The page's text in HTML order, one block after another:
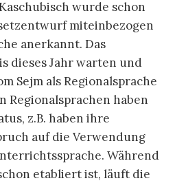
wurde schon
miteinbezogen
anerkannt. Das
dieses Jahr warten und
Sejm als Regionalsprache
Regionalsprachen haben
z.B. haben ihre
auf die Verwendung
Während
etabliert ist, läuft die